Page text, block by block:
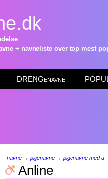
+ navneliste over top mest
DRENGenavne
navne→ pigenavne→ pigenavne med a
Anline